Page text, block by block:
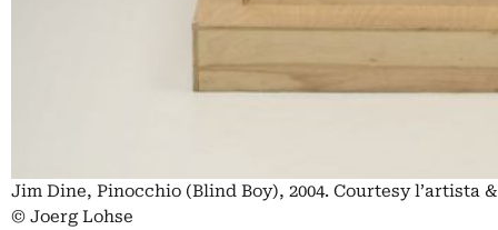
Jim Dine, Pinocchio (Blind Boy), 2004. Courtesy l’artista
© Joerg Lohse